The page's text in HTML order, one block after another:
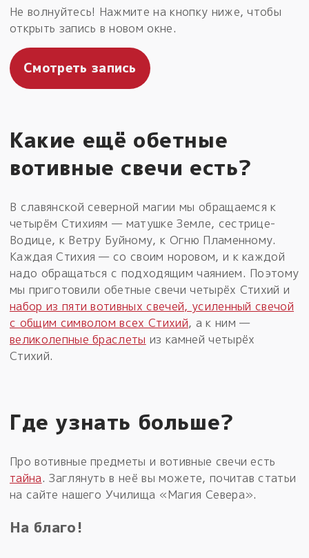
Не волнуйтесь! Нажмите на кнопку ниже, чтобы
открыть запись в новом окне.
Смотреть запись
Какие ещё обетные
вотивные свечи есть?
В славянской северной магии мы обращаемся к
четырём Стихиям — матушке Земле, сестрице-
Водице, к Ветру Буйному, к Огню Пламенному.
Каждая Стихия — со своим норовом, и к каждой
надо обращаться с подходящим чаянием. Поэтому
мы приготовили обетные свечи четырёх Стихий и
набор из пяти вотивных свечей, усиленный свечой
с общим символом всех Стихий, а к ним —
великолепные браслеты из камней четырёх
Стихий.
Где узнать больше?
Про вотивные предметы и вотивные свечи есть
тайна. Заглянуть в неё вы можете, почитав статьи
на сайте нашего Училища «Магия Севера».
На благо!